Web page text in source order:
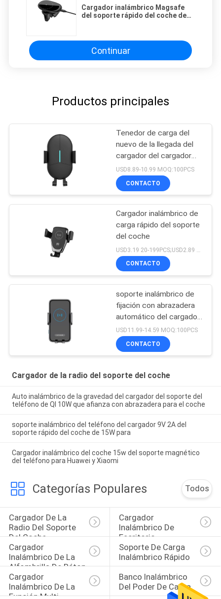
Cargador inalámbrico Magsafe
del soporte rápido del coche de
Continuar
Productos principales
Tenedor de carga del
nuevo de la llegada del
cargador del cargador
coche rápido inalámbrico
universal de la radio
USD8.89-10.99 MOQ:100PCS
CONTACTO
Cargador inalámbrico de
carga rápido del soporte
del coche
CONTACTO
soporte inalámbrico de
fijación con abrazadera
automático del cargador
del coche elegante del
sensor de 15W Qi para
USD11.99-14.59 MOQ:100PCS
CONTACTO
Cargador de la radio del soporte del coche
Auto inalámbrico de la gravedad del cargador del soporte del
teléfono de QI 10W que afianza con abrazadera para el coche
soporte inalámbrico del teléfono del cargador 9V 2A del
soporte rápido del coche de 15W para
Cargador inalámbrico del coche 15w del soporte magnético
del teléfono para Huawei y Xiaomi
Categorías Populares Todos
Cargador De La
Radio Del Soporte
Del Coche
Cargador
Inalámbrico De
Escritorio
Cargador
Inalámbrico De La
Alfombrilla De Ráton
Soporte De Carga
Inalámbrico Rápido
Cargador
Inalámbrico De La
Función Multi
Banco Inalámbrico
Del Poder De Carga